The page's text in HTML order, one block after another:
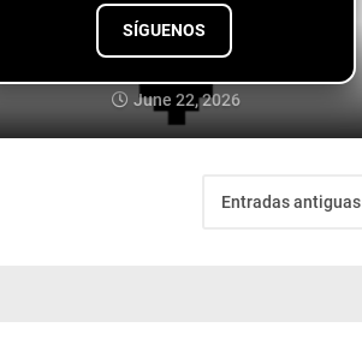
SÍGUENOS
Tobasco - Club Bizarre 26
June 22, 2026
Entradas antiguas